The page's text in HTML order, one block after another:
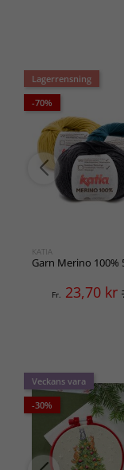
Lagerrensning
-70%
KATIA
Garn Merino 100%
Fr. 23,70 kr
Veckans vara
-30%